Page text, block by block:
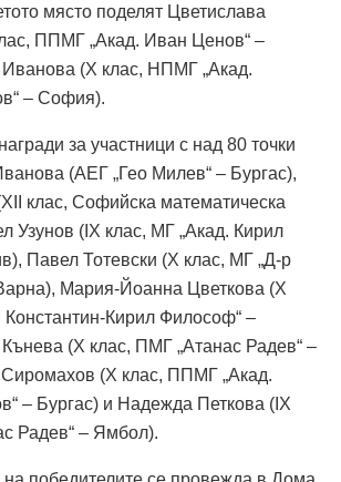
място поделят Цветислава
ППМГ „Акад. Иван Ценов“ –
(X клас, НПМГ „Акад.
– София).
за участници с над 80 точки
(АЕГ „Гео Милев“ – Бургас),
клас, Софийска математическа
Узунов (IX клас, МГ „Акад. Кирил
Павел Тотевски (X клас, МГ „Д-р
Мария-Йоанна Цветкова (X
Кирил Философ“ –
(X клас, ПМГ „Атанас Радев“ –
(X клас, ППМГ „Акад.
– Бургас) и Надежда Петкова (IX
Радев“ – Ямбол).